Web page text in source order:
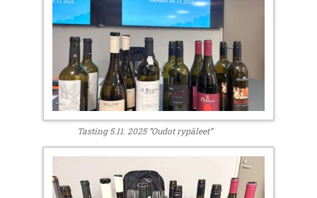
Tasting 5.11. 2025 ”Oudot rypäleet”